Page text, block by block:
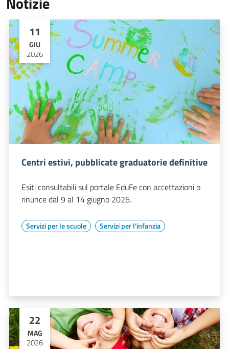
11
GIU
2026
Centri estivi, pubblicate graduatorie definitive
Esiti consultabili sul portale EduFe con accettazioni o
rinunce dal 9 al 14 giugno 2026.
Servizi per le scuole Servizi per l'infanzia
22
MAG
2026